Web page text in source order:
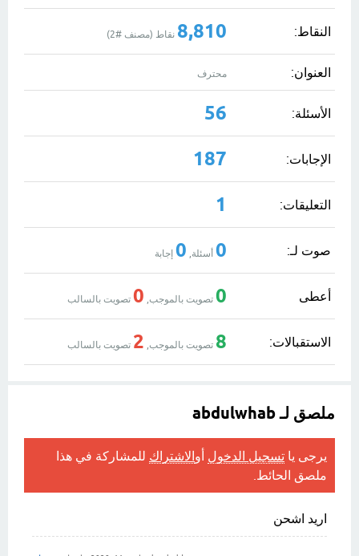
النقاط: 8,810 نقاط (مصنف #2
)
العنوان: محترف
الأسئلة: 56
الإجابات: 187
التعليقات: 1
صوت لـ: 0 أسئلة, 0 إجابة
أعطى 0 تصويت بالموجب, 0 تصويت بالسالب
الاستقبالات: 8 تصويت بالموجب, 2 تصويت بالسالب
ملصق لـ abdulwhab
يرجى يا تسجيل الدخول أوالاشتراك للمشاركة في هذا
ملصق الحائط.
اريد اشحن